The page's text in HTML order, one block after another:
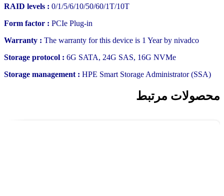
RAID levels : 0/1/5/6/10/50/60/1T/10T
Form factor : PCIe Plug-in
Warranty : The warranty for this device is 1 Year by nivadco
Storage protocol : 6G SATA, 24G SAS, 16G NVMe
Storage management : HPE Smart Storage Administrator (SSA)
محصولات مرتبط